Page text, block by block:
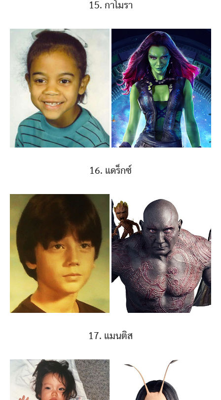
15. กาโมรา
16. แดร็กซ์
17. แมนติส